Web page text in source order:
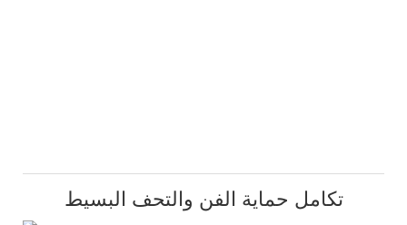
تكامل حماية الفن والتحف البسيط